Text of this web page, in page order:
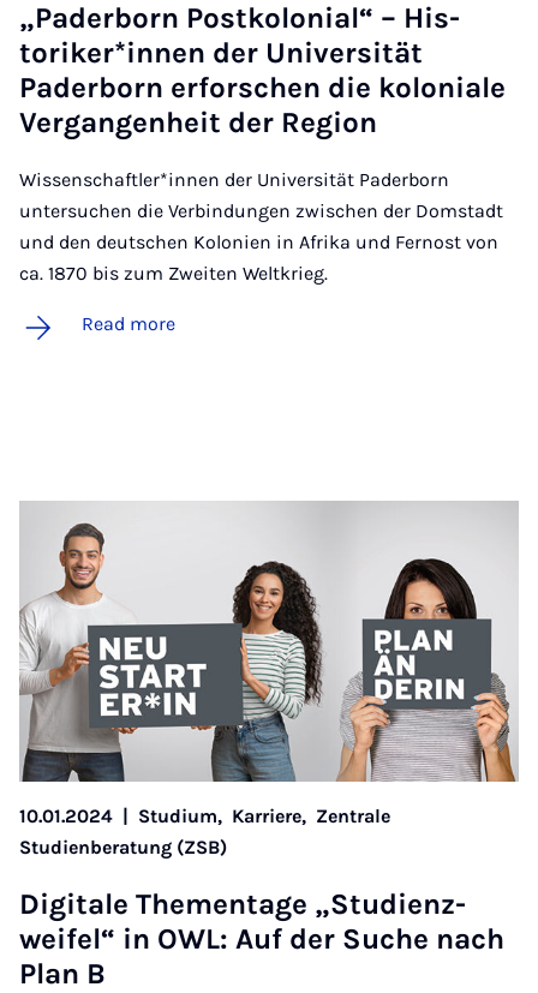
„Pader­born Postko­lo­ni­al“ – His­
toriker­*innen der Uni­versität
Pader­born er­forschen die ko­lo­niale
Ver­gan­gen­heit der Re­gion
Wissenschaftler*innen der Universität Paderborn
untersuchen die Verbindungen zwischen der Domstadt
und den deutschen Kolonien in Afrika und Fernost von
ca. 1870 bis zum Zweiten Weltkrieg.
Read more
10.01.2024 Studium, Karriere, Zentrale
Studienberatung (ZSB)
Di­gitale The­ment­age „Stud­i­en­z­
weifel“ in OWL: Auf der Suche nach
Plan B